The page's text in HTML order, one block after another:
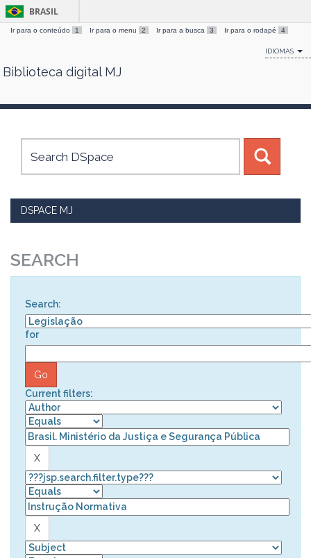
Skip
BRASIL
Ir para o conteúdo 1 Ir para o menu 2 Ir para a busca 3 Ir para o rodapé 4
IDIOMAS
Biblioteca digital MJ
DSPACE MJ
SEARCH
Search:
for
Current filters: